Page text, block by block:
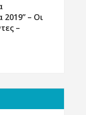
2019” – Οι
–